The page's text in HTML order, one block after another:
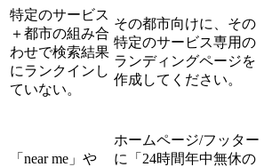
特定のサービス
＋都市の組み合
わせで検索結果
にランクインし
ていない。
その都市向けに、その
特定のサービス専用の
ランディングページを
作成してください。
「near me」や
ホームページ/フッター
に「24時間年中無休の